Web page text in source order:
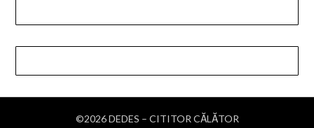
©2026 DEDES – CITITOR CĂLĂTOR